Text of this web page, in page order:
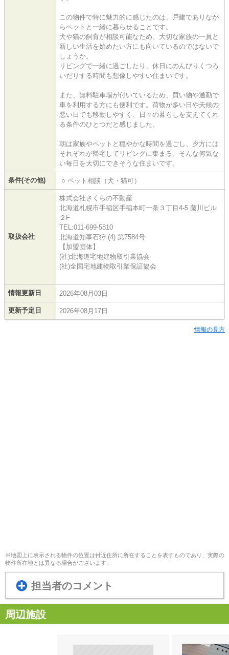
この物件で特に魅力的に感じたのは、戸建でありなが
らペットと一緒に暮らせることです。
犬や猫の飼育が相談可能なため、大切な家族の一員と
新しい生活を始めたい方にも向いているのではないで
しょうか。
リビングで一緒に過ごしたり、休日にのんびりくつろ
いだりする時間も想像しやすい住まいです。
また、無料駐車場が付いているため、買い物や通勤で
車を利用する方にも便利です。荷物が多い日や天候の
悪い日でも移動しやすく、日々の暮らしを支えてくれ
る条件のひとつだと感じました。
朝は家族やペットと穏やかな時間を過ごし、夕方には
それぞれが帰宅してリビングに集まる。そんな何気な
い毎日を大切にできそうな住まいです。
条件(その他) ○ ペット相談（犬・猫可）
取扱会社
株式会社さくらの不動産
北海道札幌市手稲区手稲本町一条３丁目4-5 藤川ビル
２F
TEL:011-699-5810
北海道知事石狩 (4) 第7584号
【加盟団体】
(社)北海道宅地建物取引業協会
(社)全国宅地建物取引業保証協会
情報更新日 2026年08月03日
更新予定日 2026年08月17日
情報の見方
※地図上に表示される物件の位置は付近住所に所在することを表すものであり、実際の
物件所在地とは異なる場合がございます。
担当者のコメント
周辺施設